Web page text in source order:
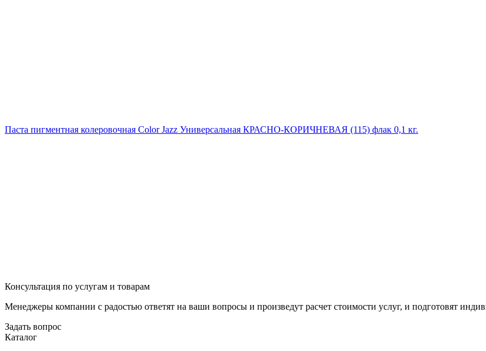
Паста пигментная колеровочная Color Jazz Универсальная КРАСНО-КОРИЧНЕВАЯ (115) флак 0,1 кг.
Консультация по услугам и товарам
Менеджеры компании с радостью ответят на ваши вопросы и произведут расчет стоимости услуг, и подготовят
Задать вопрос
Каталог